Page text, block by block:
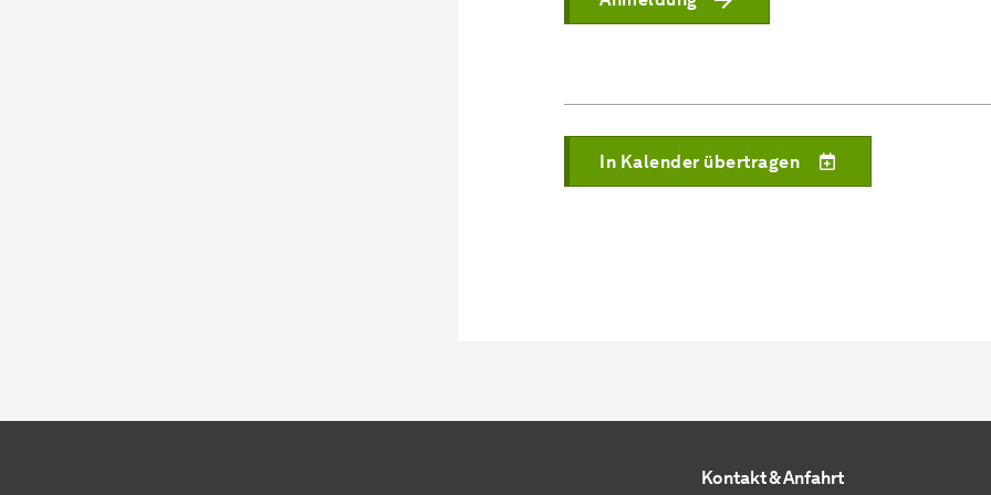
In Kalender übertragen
Kontakt & Anfahrt